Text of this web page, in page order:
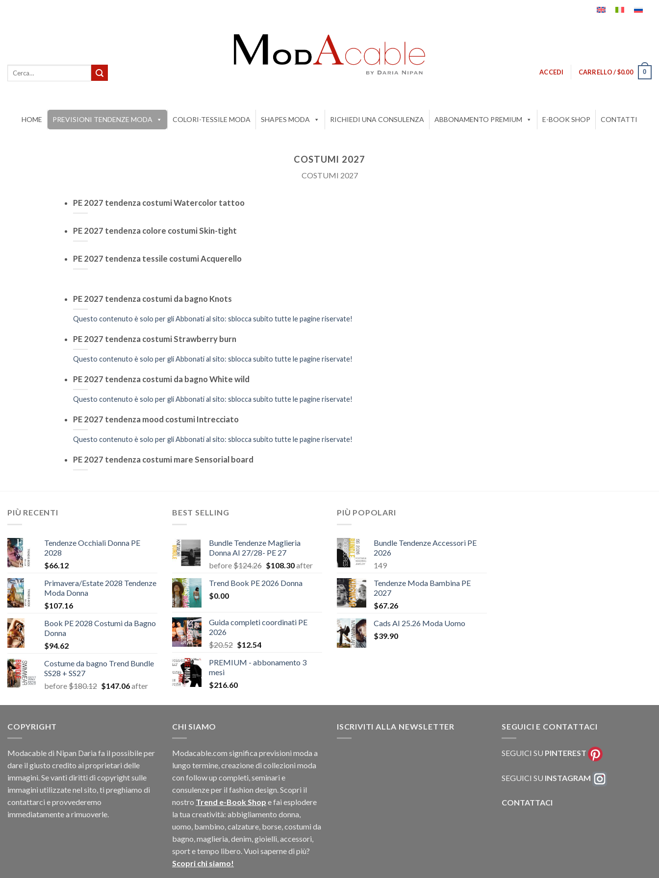
Cerca: ACCEDI CARRELLO /$0.00 0
HOME PREVISIONI TENDENZE MODA COLORI-TESSILE MODA SHAPES MODA RICHIEDI UNA CONSULENZA ABBONAMENTO PREMIUM E-BOOK SHOP CONTATTI
COSTUMI 2027
COSTUMI 2027
PE 2027 tendenza costumi Watercolor tattoo
PE 2027 tendenza colore costumi Skin-tight
PE 2027 tendenza tessile costumi Acquerello
PE 2027 tendenza costumi da bagno Knots
Questo contenuto è solo per gli Abbonati al sito: sblocca subito tutte le pagine riservate!
PE 2027 tendenza costumi Strawberry burn
Questo contenuto è solo per gli Abbonati al sito: sblocca subito tutte le pagine riservate!
PE 2027 tendenza costumi da bagno White wild
Questo contenuto è solo per gli Abbonati al sito: sblocca subito tutte le pagine riservate!
PE 2027 tendenza mood costumi Intrecciato
Questo contenuto è solo per gli Abbonati al sito: sblocca subito tutte le pagine riservate!
PE 2027 tendenza costumi mare Sensorial board
PIÙ RECENTI
Tendenze Occhiali Donna PE
2028
$66.12
Primavera/Estate 2028 Tendenze
Moda Donna
$107.16
Book PE 2028 Costumi da Bagno
Donna
$94.62
Costume da bagno Trend Bundle
SS28 + SS27
before$180.12 Il
originale
$147.06Il
attuale
after
BEST SELLING
Bundle Tendenze Maglieria
Donna AI 27/28- PE 27
before$124.26 Il
originale
$108.30Il
attuale
after
Trend Book PE 2026 Donna
$0.00
Guida completi coordinati PE
2026
$20.52 Il
originale
$20.52.
$12.54Il
attuale
PREMIUM - abbonamento 3
mesi
$216.60
PIÙ POPOLARI
Bundle Tendenze Accessori PE
2026
149
Tendenze Moda Bambina PE
2027
$67.26
Cads AI 25.26 Moda Uomo
$39.90
COPYRIGHT
Modacable di Nipan Daria fa il possibile per
dare il giusto credito ai proprietari delle
immagini. Se vanti diritti di copyright sulle
immagini utilizzate nel sito, ti preghiamo di
contattarci e provvederemo
immediatamente a rimuoverle.
CHI SIAMO
Modacable.com significa previsioni moda a
lungo termine, creazione di collezioni moda
con follow up completi, seminari e
consulenze per il fashion design. Scopri il
nostro Trend e-Book Shop e fai esplodere
la tua creatività: abbigliamento donna,
uomo, bambino, calzature, borse, costumi da
bagno, maglieria, denim, gioielli, accessori,
sport e tempo libero. Vuoi saperne di più?
Scopri chi siamo!
ISCRIVITI ALLA NEWSLETTER SEGUICI E CONTATTACI
SEGUICI SU PINTEREST
SEGUICI SU INSTAGRAM
CONTATTACI